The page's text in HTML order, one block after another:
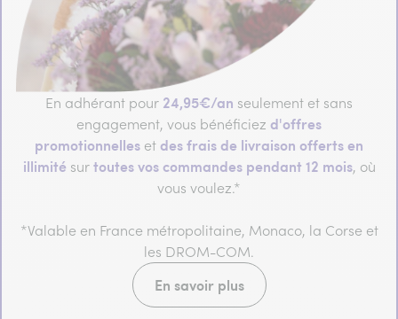
En adhérant pour 24,95€/an seulement et sans
engagement, vous bénéficiez d'offres
promotionnelles et des frais de livraison offerts en
illimité surtoutes vos commandes pendant 12 mois, où
vous voulez.*
*Valable en France métropolitaine, Monaco, la Corse et
les DROM-COM.
En savoir plus